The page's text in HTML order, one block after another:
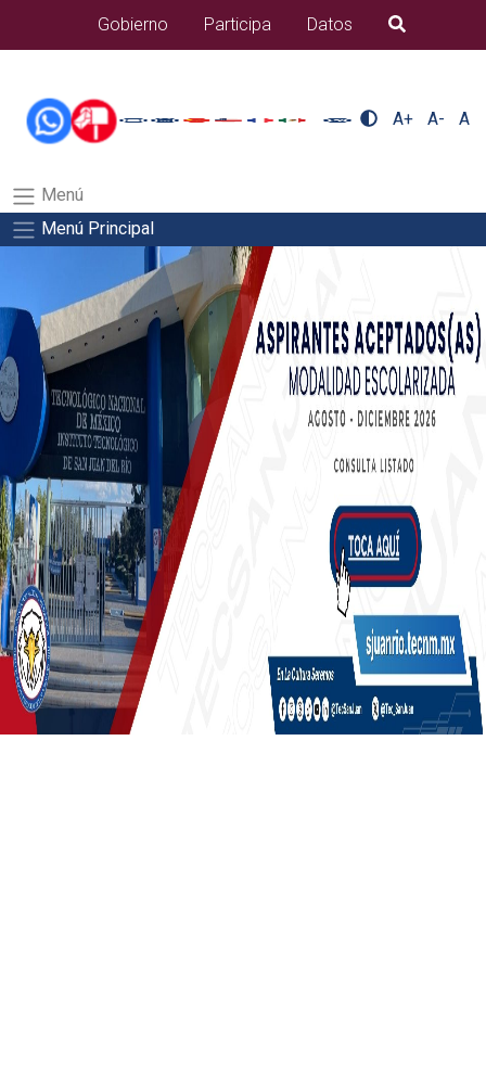
alumnos/pdfSalida del comando:
Gobierno Participa Datos B�squeda
A+ A- A
Menú
Menú Principal